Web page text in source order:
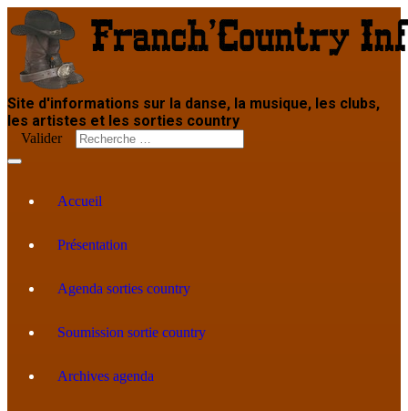
Site d'informations sur la danse, la musique, les clubs,
les artistes et les sorties country
Valider
Accueil
Présentation
Agenda sorties country
Soumission sortie country
Archives agenda